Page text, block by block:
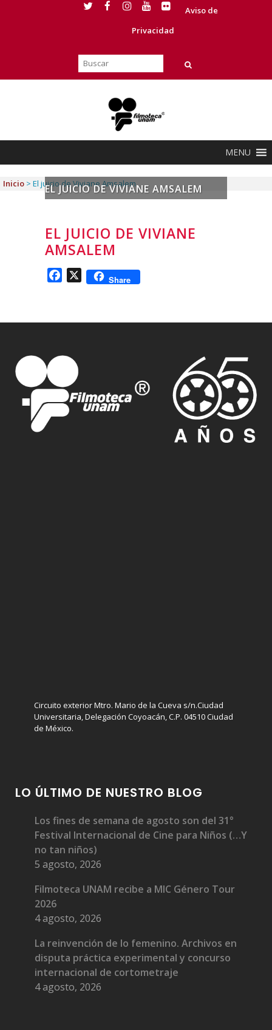
Aviso de
Privacidad
MENU
EL JUICIO DE VIVIANE AMSALEM
Inicio > El juicio de Viviane Amsalem
EL JUICIO DE VIVIANE
AMSALEM
Facebook
X Share
Circuito exterior Mtro. Mario de la Cueva s/n.Ciudad
Universitaria, Delegación Coyoacán, C.P. 04510 Ciudad
de México.
LO ÚLTIMO DE NUESTRO BLOG
Los fines de semana de agosto son del 31°
Festival Internacional de Cine para Niños (…Y
no tan niños)
5 agosto, 2026
Filmoteca UNAM recibe a MIC Género Tour
2026
4 agosto, 2026
La reinvención de lo femenino. Archivos en
disputa práctica experimental y concurso
internacional de cortometraje
4 agosto, 2026